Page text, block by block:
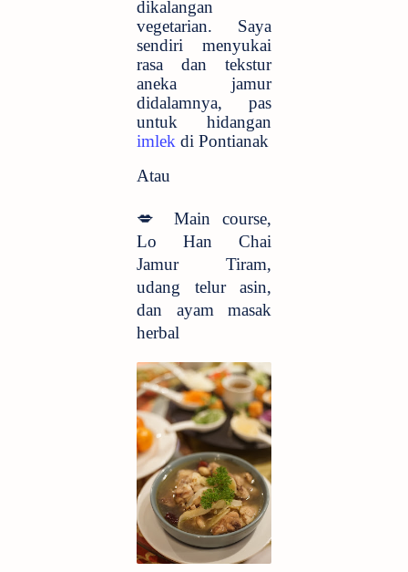
dikalangan
vegetarian. Saya
sendiri menyukai
rasa dan tekstur
aneka jamur
didalamnya, pas
untuk hidangan
imlek di Pontianak
Atau
💋
Main course,
Lo Han Chai
Jamur Tiram,
udang telur asin,
dan ayam masak
herbal